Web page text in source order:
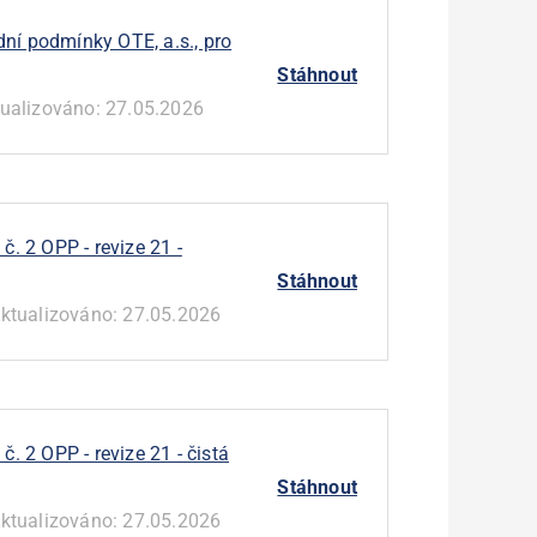
podmínky OTE, a.s., pro
27.05.2026
Stáhnout
2 OPP - revize 21 -
27.05.2026
Stáhnout
2 OPP - revize 21 - čistá
27.05.2026
Stáhnout
nebo slovenském jazyce. Připomínky
vypořádání pouze v tom případě, že bude
překlad do českého jazyka.
budou po ukončení a vyhodnocení